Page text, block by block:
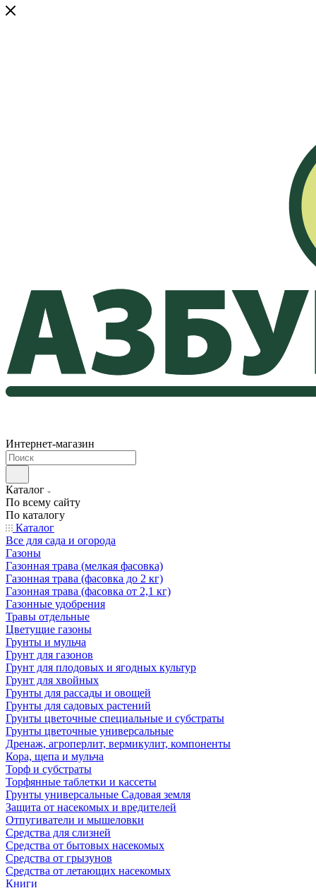
Интернет-магазин
Каталог
По всему сайту
По каталогу
Каталог
Все для сада и огорода
Газоны
Газонная трава (мелкая фасовка)
Газонная трава (фасовка до 2 кг)
Газонная трава (фасовка от 2,1 кг)
Газонные удобрения
Травы отдельные
Цветущие газоны
Грунты и мульча
Грунт для газонов
Грунт для плодовых и ягодных культур
Грунт для хвойных
Грунты для рассады и овощей
Грунты для садовых растений
Грунты цветочные специальные и субстраты
Грунты цветочные универсальные
Дренаж, агроперлит, вермикулит, компоненты
Кора, щепа и мульча
Торф и субстраты
Торфянные таблетки и кассеты
Грунты универсальные Садовая земля
Защита от насекомых и вредителей
Отпугиватели и мышеловки
Средства для слизней
Средства от бытовых насекомых
Средства от грызунов
Средства от летающих насекомых
Книги